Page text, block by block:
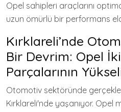
Opel sahipleri araçlarını
uzun ömürlü bir performans
Kırklareli’nde
Bir Devrim: Opel
Parçalarının
Otomotiv sektöründe
Kırklareli'nde yaşanıyor. Opel